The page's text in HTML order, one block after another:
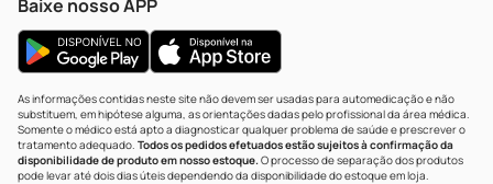
Baixe nosso APP
As informações contidas neste site não devem ser usadas para automedicação e não
substituem, em hipótese alguma, as orientações dadas pelo profissional da área médica.
Somente o médico está apto a diagnosticar qualquer problema de saúde e prescrever o
tratamento adequado. Todos os pedidos efetuados estão sujeitos à confirmação da
disponibilidade de produto em nosso estoque.O processo de separação dos produtos
pode levar até dois dias úteis dependendo da disponibilidade do estoque em loja.